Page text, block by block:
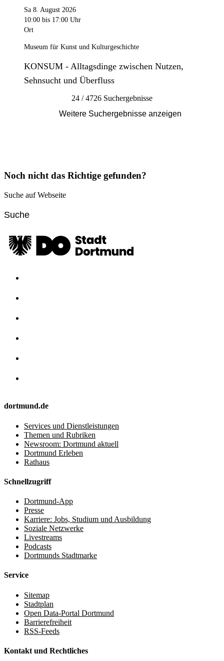
Sa 8. August 2026
10:00 bis 17:00 Uhr
Ort
Museum für Kunst und Kulturgeschichte
KONSUM - Alltagsdinge zwischen Nutzen,
Sehnsucht und Überfluss
24 / 4726 Suchergebnisse
Weitere Suchergebnisse anzeigen
Noch nicht das Richtige gefunden?
Suche auf Webseite
dortmund.de
Services und Dienstleistungen
Themen und Rubriken
Newsroom: Dortmund aktuell
Dortmund Erleben
Rathaus
Schnellzugriff
Dortmund-App
Presse
Karriere: Jobs, Studium und Ausbildung
Soziale Netzwerke
Livestreams
Podcasts
Dortmunds Stadtmarke
Service
Sitemap
Stadtplan
Open Data-Portal Dortmund
Barrierefreiheit
RSS-Feeds
Kontakt und Rechtliches